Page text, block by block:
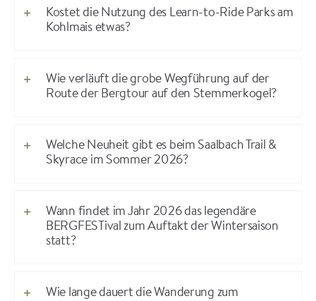
Kostet die Nutzung des Learn-to-Ride Parks am
Kohlmais etwas?
Wie verläuft die grobe Wegführung auf der
Route der Bergtour auf den Stemmerkogel?
Welche Neuheit gibt es beim Saalbach Trail &
Skyrace im Sommer 2026?
Wann findet im Jahr 2026 das legendäre
BERGFESTival zum Auftakt der Wintersaison
statt?
Wie lange dauert die Wanderung zum